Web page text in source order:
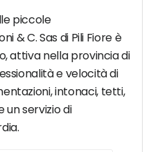
piccole
& C. Sas di Pili Fiore è
attiva nella provincia di
e velocità di
intonaci, tetti,
servizio di